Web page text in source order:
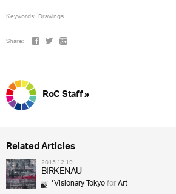
Keywords: Drawings
Share:
RoC Staff »
Related Articles
2015.12.19
BIRKENAU
*Visionary TokyoforArt